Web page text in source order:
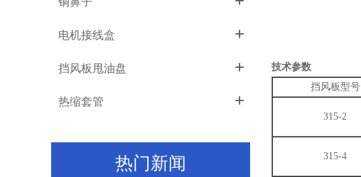
电机接线盒 +
挡风板甩油盘 +
热缩套管 +
热门新闻
技术参数
挡风板型号
315-2
315-4